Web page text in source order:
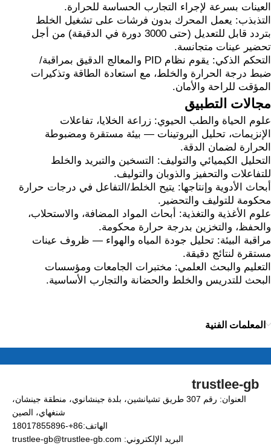
العينات بسرعة لإجراء التجارب الحساسة للحرارة.
التذبذب: يعمل المحرك بدون فرشات على تشغيل الخلط
بتردد قابل للتعديل (حتى 3000 دورة في الدقيقة) من أجل
تحضير عينات متجانسة.
التحكم الذكي: يقوم نظام PID والمعالج الدقيق بمراقبة/
ضبط درجة الحرارة والخلط، مع استعادة الطاقة وتذكيرات
المؤقت للراحة والأمان.
مجالات التطبيق
علوم الحياة والطب الحيوي: زراعة الخلايا، تفاعلات
الإنزيمات، تحليل البروتينات — بيئة مستقرة ومضبوطة
الحرارة لضمان الدقة.
التحليل الكيميائي والتوليف: التسخين والتبريد والخلط
للتفاعلات والتحفيز والذوبان والتوليف.
أبحاث الأدوية وإنتاجها: يتيح الخلط/التفاعل في درجات حرارة
محكومة للتوليف والتحضير.
علوم الأغذية والتغذية: أبحاث المواد المضافة، والاستحلاب،
والحفظ، والتخزين بدرجة حرارة محكومة.
مراقبة البيئة: تحليل جودة المياه والهواء — ظروف عينات
مستقرة لنتائج دقيقة.
التعليم والبحث العلمي: مختبرات الجامعات ومؤسسات
البحث للتدريس والخلط والحضانة والتجارب الأساسية.
المعلمات الفنية
trustlee-gb
العنوان: رقم 307 طريق تشيانشين، بلدة جينشانوي، منطقة جينشان،
شنغهاي، الصين
الهاتف:86+-18017855896
البريد الإلكتروني: trustlee-gb@trustlee-gb.com